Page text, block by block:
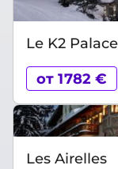
Le K2 Palace
от 1782 €
Les Airelles